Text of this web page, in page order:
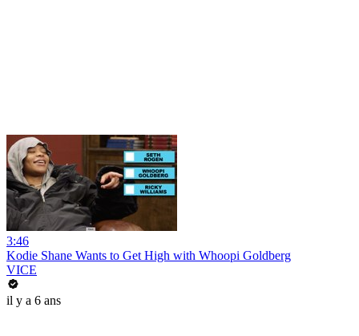
3:46
Kodie Shane Wants to Get High with Whoopi Goldberg
VICE
il y a 6 ans